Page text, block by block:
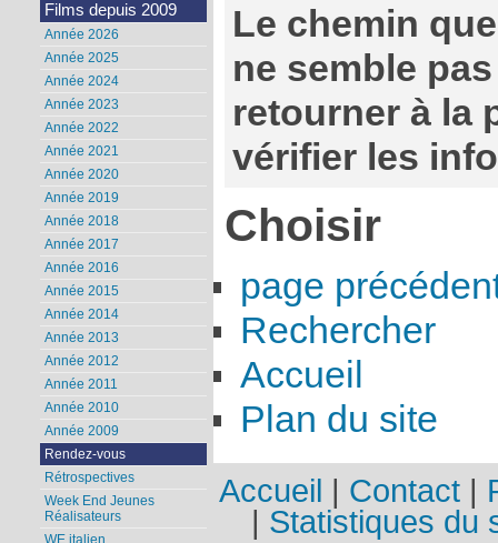
Le chemin
ne semble
retourner à la
vérifier les
Choisir
page
Rechercher
Accueil
Plan du site
Films depuis 2009
Année 2026
Année 2025
Année 2024
Année 2023
Année 2022
Année 2021
Année 2020
Année 2019
Année 2018
Année 2017
Année 2016
Année 2015
Année 2014
Année 2013
Année 2012
Année 2011
Année 2010
Année 2009
Rendez-vous
Rétrospectives
Week End Jeunes
Réalisateurs
Accueil | Contact |
| Statistiques du